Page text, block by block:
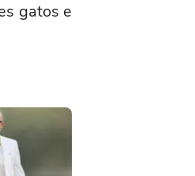
gatos e